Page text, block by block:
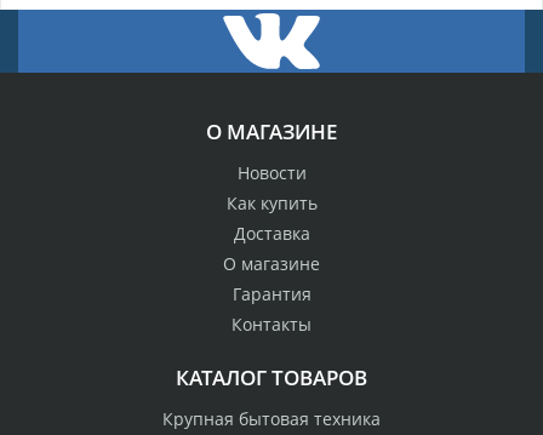
О МАГАЗИНЕ
Новости
Как купить
Доставка
О магазине
Гарантия
Контакты
КАТАЛОГ ТОВАРОВ
Крупная бытовая техника